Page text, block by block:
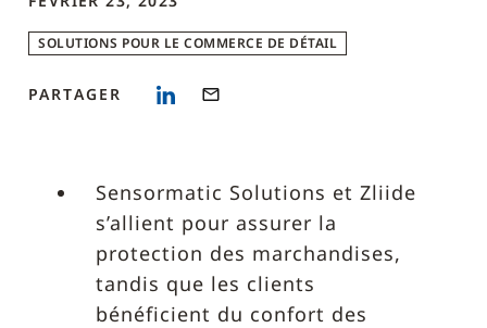
SOLUTIONS POUR LE COMMERCE DE DÉTAIL
PARTAGER
Sensormatic Solutions et Zliide
s’allient pour assurer la
protection des marchandises,
tandis que les clients
bénéficient du confort des